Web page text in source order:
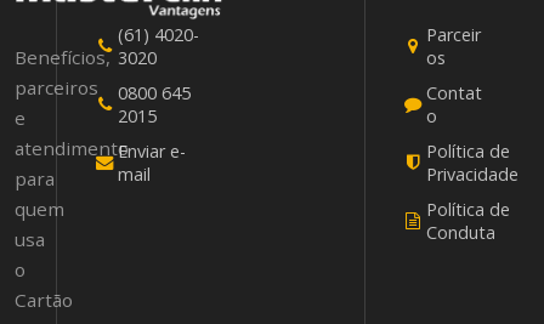
Benefícios,
parceiros
e
atendimento
para
quem
usa
o
Cartão
(61) 4020-
3020
0800 645
2015
Enviar e-
mail
Parceir
os
Contat
o
Política de
Privacidade
Política de
Conduta